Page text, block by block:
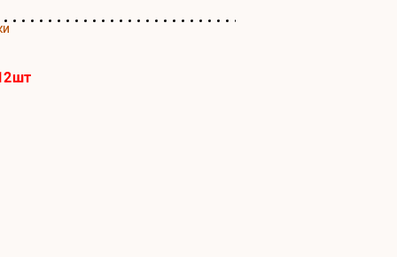
шт